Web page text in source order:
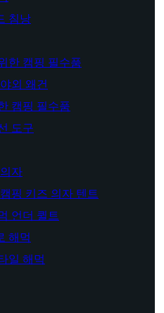
침낭
한 캠핑 필수품
외 왜건
캠핑 필수품
도구
자
핑 키즈 의자 텐트
언더 퀼트
해먹
일 해먹